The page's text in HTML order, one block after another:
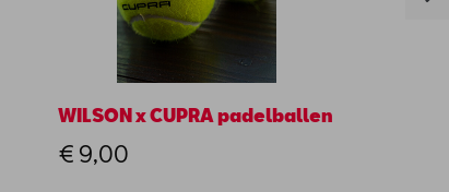
WILSON x CUPRA padelballen
€ 9,00